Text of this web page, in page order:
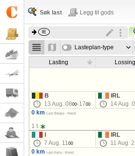
Søk last Legg til gods
Lasteplan-type
Lasting Lossing
B
13 Aug. 0800-1700
IRL
14 Aug.
0 km
Last Belgia - Irland
1 t.
7 Aug. 1100
IRL
11 Aug.
0 km
Last Italia - Irland